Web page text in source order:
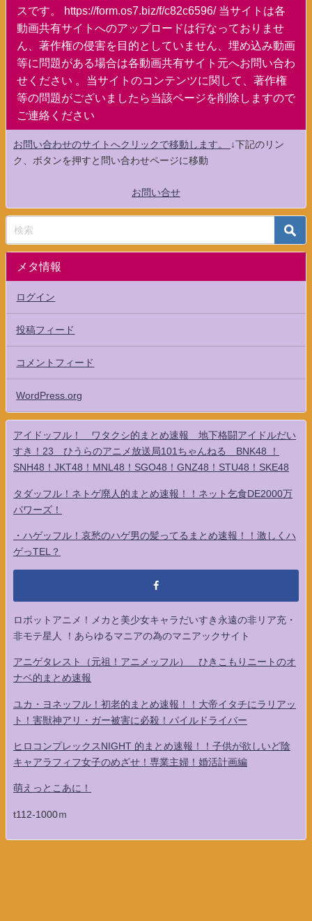
スです。 https://form.os7.biz/f/c82c6596/ 当サイトは各
動画共有サイトへのアップロードは行なっておりませ
ん、著作権の侵害を目的としていません、埋め込み動画
等に問題がある場合は各動画共有サイト元へお問い合わ
せください 。当サイトのコンテンツに関して、著作権
等の問題がございましたら当該ページを削除しますので
ご連絡ください
お問い合わせのサイトへクリックで移動します。
↓下記のリン
ク、ボタンを押すと問い合わせページに移動
お問い合せ
メタ情報
ログイン
投稿フィード
コメントフィード
WordPress.org
アイドッフル！ ワタクシ的まとめ速報 地下格闘アイドルだい
すき！23 ひうらのアニメ放送局101ちゃんねる BNK48 ！
SNH48！JKT48！MNL48！SGO48！GNZ48！STU48！SKE48
タダッフル！ネトゲ廃人的まとめ速報！！ネット乞食DE2000万
パワーズ！
・ハゲッフル！哀愁のハゲ男の髪ってるまとめ速報！！激しくハ
ゲっTEL？
ロボットアニメ！メカと美少女キャラだいすき永遠の非リア充・
非モテ星人 ！あらゆるマニアの為のマニアックサイト
アニゲタレスト（元祖！アニメッフル） ひきこもりニートのオ
ナベ的まとめ速報
ユカ・ヨネッフル！初老的まとめ速報！！大帝イタチにラリアッ
ト！害獣神アリ・ガー被害に必殺！パイルドライバー
ヒロコンプレックスNIGHT 的まとめ速報！！子供が欲しいど陰
キャアラフィフ女子のめざせ！専業主婦！婚活計画編
萌えっとこあに！
t112-1000ｍ